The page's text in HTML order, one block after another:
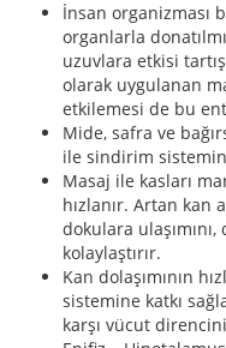
İnsan organizması
organlarla
uzuvlara etkisi
olarak uygulanan
etkilemesi de bu
Mide, safra ve
ile sindirim
Masaj ile kasları
hızlanır. Artan kan
dokulara
kolaylaştırır.
Kan dolaşımının
sistemine katkı
karşı vücut